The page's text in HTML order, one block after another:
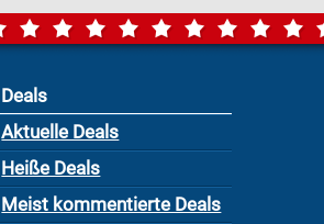
Deals
Aktuelle Deals
Heiße Deals
Meist kommentierte Deals